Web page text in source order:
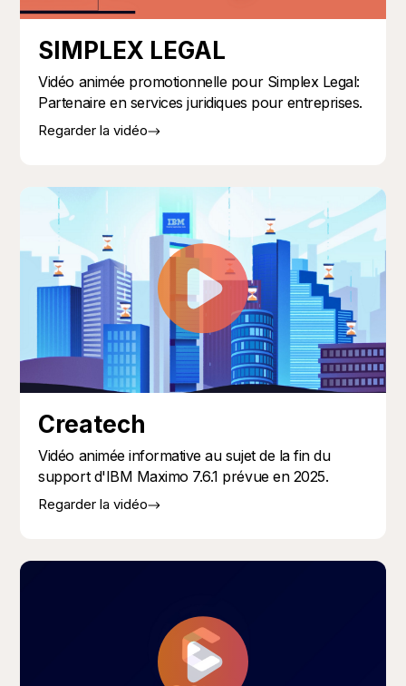
SIMPLEX LEGAL
Vidéo animée promotionnelle pour Simplex Legal:
Partenaire en services juridiques pour entreprises.
Regarder la vidéo
Createch
Vidéo animée informative au sujet de la fin du
support d'IBM Maximo 7.6.1 prévue en 2025.
Regarder la vidéo